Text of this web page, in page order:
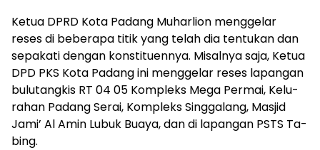
Ketua DPRD Kota Padang Muharlion menggelar
reses di beberapa titik yang telah dia tentukan dan
sepakati dengan konstituennya. Misalnya saja, Ketua
DPD PKS Kota Padang ini menggelar reses lapangan
bulutangkis RT 04 05 Kom­pleks Mega Permai, Kel­u­
ra­han Padang Serai, Kom­pleks Singgalang, Masjid
Jami’ Al Amin Lubuk Buaya, dan di lapangan PSTS Ta­
bing.